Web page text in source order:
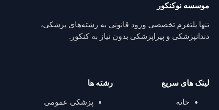
موسسه نوکنکور
تنها پلتفرم تخصصی ورود قانونی به رشته‌های پزشکی،
دندانپزشکی و پیراپزشکی بدون نیاز به کنکور.
لینک های سریع
خانه
رشته ها
پزشکی عمومی